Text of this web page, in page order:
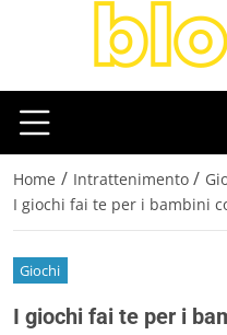
Home / Intrattenimento /
I giochi fai te per i bambini
Giochi
I giochi fai te per i